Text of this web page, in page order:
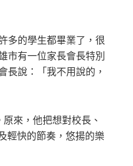
多的學生都畢業了，很
市有一位家長會長特別
長說：「我不用說的，
來，他把想對校長、
輕快的節奏，悠揚的樂